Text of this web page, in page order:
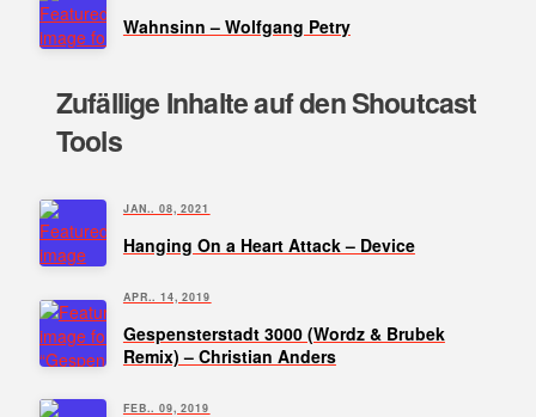
Wahnsinn – Wolfgang Petry
Zufällige Inhalte auf den Shoutcast
Tools
JAN.. 08, 2021
Hanging On a Heart Attack – Device
APR.. 14, 2019
Gespensterstadt 3000 (Wordz & Brubek
Remix) – Christian Anders
FEB.. 09, 2019